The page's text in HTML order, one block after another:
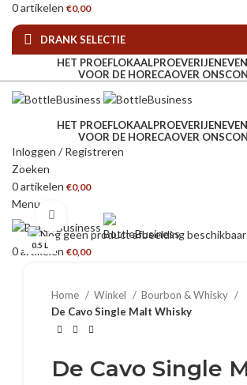
0artikelen €0,00
DRANK SELECTIE
HET PROEFLOKAALPROEVERIJEN
VOOR DE HORECAOVER ONS
HET PROEFLOKAALPROEVERIJEN
VOOR DE HORECAOVER ONS
Inloggen / Registreren
Zoeken
0artikelen €0,00
Menu
0artikelen €0,00
0.5 L
Klik om te vergroten
Home Winkel
Bourbon & Whisky
De Cavo Single Malt Whisky
De Cavo Single